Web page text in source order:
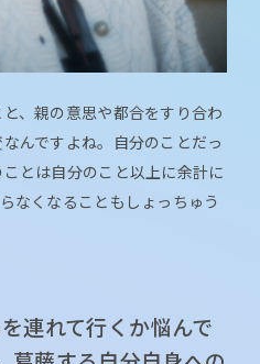
、親の意思や都合をすり合わ
んですよね。自分のことだっ
とは自分のこと以上に余計に
なくなることもしょっちゅう
連れて行くか悩んで